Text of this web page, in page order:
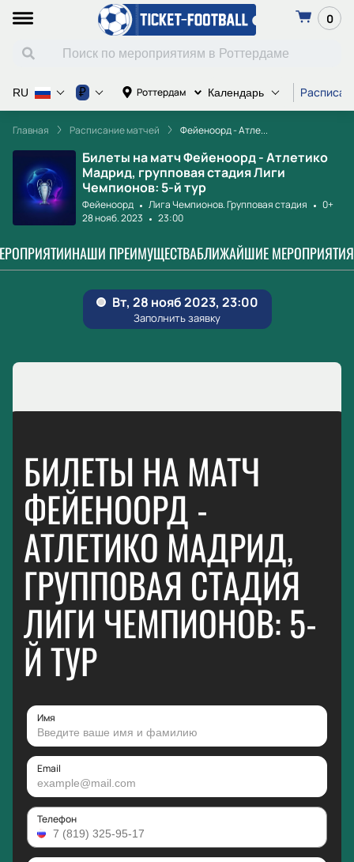
0
Роттердам Календарь
RU ₽
Главная Расписание матчей Фейеноорд - Атле...
Билеты на матч Фейеноорд - Атлетико
Мадрид, групповая стадия Лиги
Чемпионов: 5-й тур
Фейеноорд Лига Чемпионов. Групповая стадия
0+
28 нояб. 2023
23:00
НАШИ ПРЕИМУЩЕСТВАБЛИЖАЙШИЕ МЕРОПРИЯТИЯ
БИЛЕТЫ НА МАТЧ
ФЕЙЕНООРД -
АТЛЕТИКО МАДРИД,
ГРУППОВАЯ СТАДИЯ
ЛИГИ ЧЕМПИОНОВ: 5-
Й ТУР
Имя
Email
Телефон